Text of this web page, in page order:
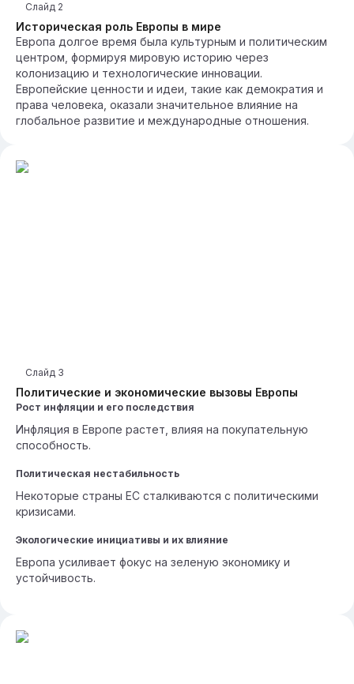
Историческая роль Европы в мире
Слайд 2
Европа долгое время была культурным и политическим
центром, формируя мировую историю через
колонизацию и технологические инновации.
Европейские ценности и идеи, такие как демократия и
права человека, оказали значительное влияние на
глобальное развитие и международные отношения.
Политические и экономические вызовы Европы
Слайд 3
Рост инфляции и его последствия
Инфляция в Европе растет, влияя на покупательную
способность.
Политическая нестабильность
Некоторые страны ЕС сталкиваются с политическими
кризисами.
Экологические инициативы и их влияние
Европа усиливает фокус на зеленую экономику и
устойчивость.